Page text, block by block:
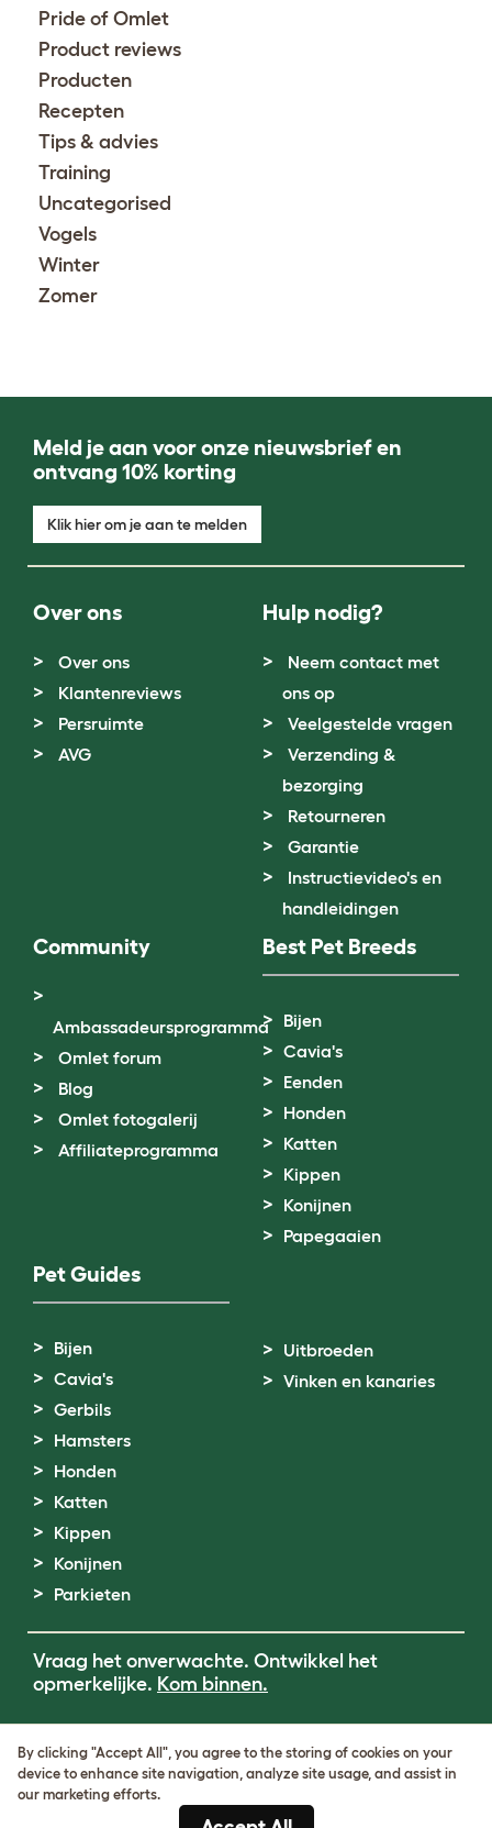
Pride of Omlet
Product reviews
Producten
Recepten
Tips & advies
Training
Uncategorised
Vogels
Winter
Zomer
Meld je aan voor onze nieuwsbrief en
ontvang 10% korting
Klik hier om je aan te melden
Over ons
Over ons
Klantenreviews
Persruimte
AVG
Hulp nodig?
Neem contact met
ons op
Veelgestelde vragen
Verzending &
bezorging
Retourneren
Garantie
Instructievideo's en
handleidingen
Community
Ambassadeursprogramma
Omlet forum
Blog
Omlet fotogalerij
Affiliateprogramma
Best Pet Breeds
Bijen
Cavia's
Eenden
Honden
Katten
Kippen
Konijnen
Papegaaien
Pet Guides
Bijen
Cavia's
Gerbils
Hamsters
Honden
Katten
Kippen
Konijnen
Parkieten
Uitbroeden
Vinken en kanaries
Vraag het onverwachte. Ontwikkel het
opmerkelijke. Kom binnen.
Cookie & Privacy Policy
Cookie Settings
By clicking "Accept All", you agree to the storing of cookies on your
device to enhance site navigation, analyze site usage, and assist in
our marketing efforts.